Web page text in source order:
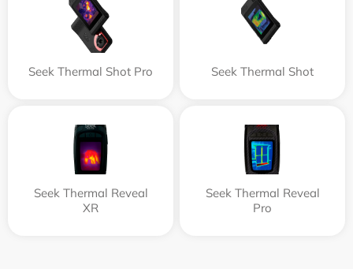
Seek Thermal Shot Pro Seek Thermal Shot
Seek Thermal Reveal
XR
Seek Thermal Reveal
Pro